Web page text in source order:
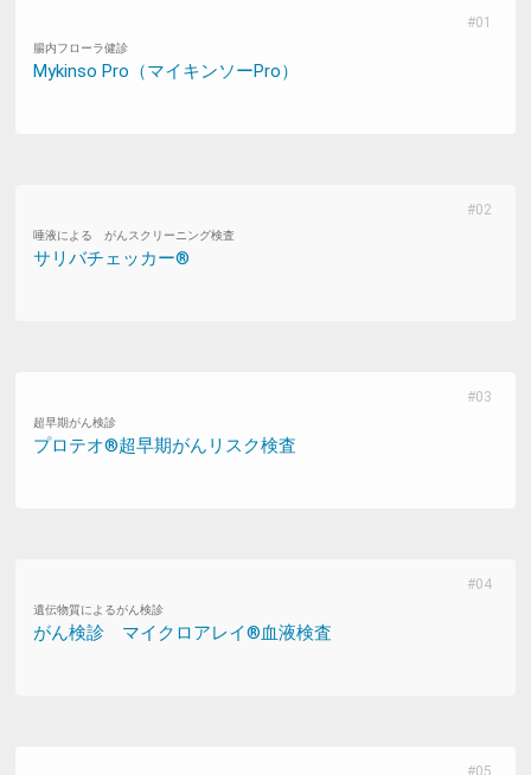
腸内フローラ健診
Mykinso Pro（マイキンソーPro）
唾液による がんスクリーニング検査
サリバチェッカー®
超早期がん検診
プロテオ®超早期がんリスク検査
遺伝物質によるがん検診
がん検診 マイクロアレイ®血液検査